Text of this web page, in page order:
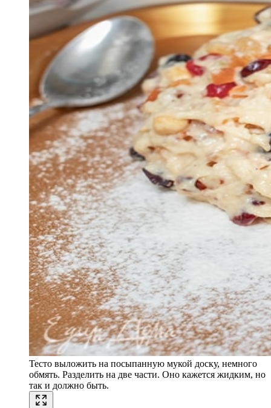
Тесто выложить на посыпанную мукой доску, немного
обмять. Разделить на две части. Оно кажется жидким, но
так и должно быть.